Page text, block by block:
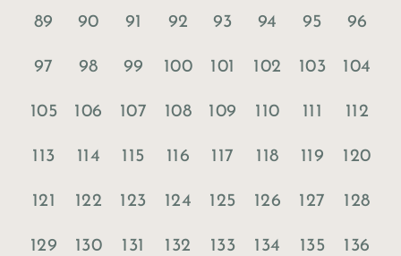
89 90 91 92 93 94 95 96
97 98 99 100 101 102 103 104
105 106 107 108 109 110 111 112
113 114 115 116 117 118 119 120
121 122 123 124 125 126 127 128
129 130 131 132 133 134 135 136